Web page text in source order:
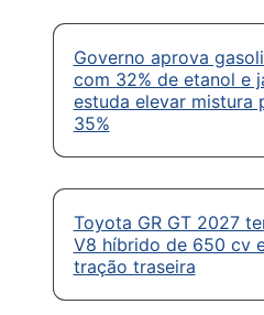
Governo aprova
com 32% de etanol e
estuda elevar mistura
35%
Toyota GR GT 2027
V8 híbrido de 650 cv
tração traseira